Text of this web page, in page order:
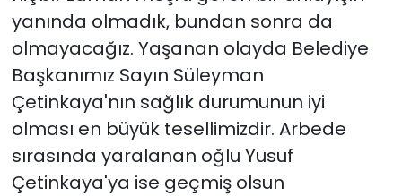
yanında olmadık, bundan sonra da
olmayacağız. Yaşanan olayda Belediye
Başkanımız Sayın Süleyman
Çetinkaya'nın sağlık durumunun iyi
olması en büyük tesellimizdir. Arbede
sırasında yaralanan oğlu Yusuf
Çetinkaya'ya ise geçmiş olsun